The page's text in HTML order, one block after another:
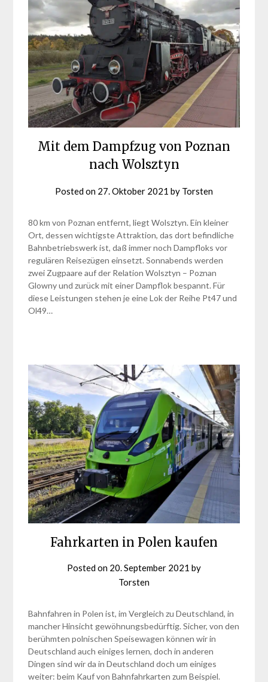
Mit dem Dampfzug von Poznan
nach Wolsztyn
Posted on 27. Oktober 2021 by Torsten
80 km von Poznan entfernt, liegt Wolsztyn. Ein kleiner
Ort, dessen wichtigste Attraktion, das dort befindliche
Bahnbetriebswerk ist, daß immer noch Dampfloks vor
regulären Reisezügen einsetzt. Sonnabends werden
zwei Zugpaare auf der Relation Wolsztyn – Poznan
Glowny und zurück mit einer Dampflok bespannt. Für
diese Leistungen stehen je eine Lok der Reihe Pt47 und
Ol49…
Fahrkarten in Polen kaufen
Posted on 20. September 2021 by
Torsten
Bahnfahren in Polen ist, im Vergleich zu Deutschland, in
mancher Hinsicht gewöhnungsbedürftig. Sicher, von den
berühmten polnischen Speisewagen können wir in
Deutschland auch einiges lernen, doch in anderen
Dingen sind wir da in Deutschland doch um einiges
weiter: beim Kauf von Bahnfahrkarten zum Beispiel.